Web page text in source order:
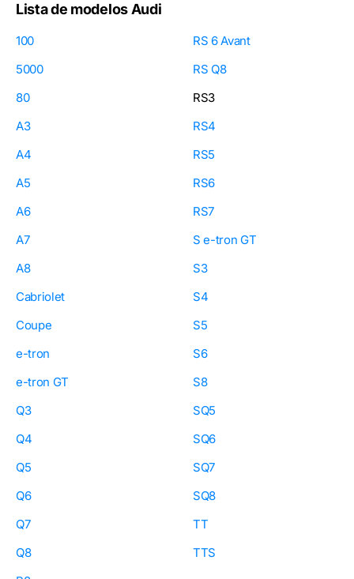
Lista de modelos Audi
100
5000
80
A3
A4
A5
A6
A7
A8
Cabriolet
Coupe
e-tron
e-tron GT
Q3
Q4
Q5
Q6
Q7
Q8
RS 6 Avant
RS Q8
RS3
RS4
RS5
RS6
RS7
S e-tron GT
S3
S4
S5
S6
S8
SQ5
SQ6
SQ7
SQ8
TT
TTS